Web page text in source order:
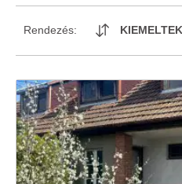
Rendezés: